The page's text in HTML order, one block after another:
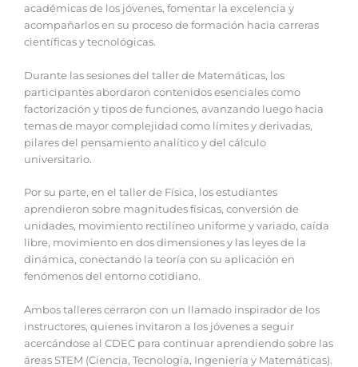
académicas de los jóvenes, fomentar la excelencia y
acompañarlos en su proceso de formación hacia carreras
científicas y tecnológicas.
Durante las sesiones del taller de Matemáticas, los
participantes abordaron contenidos esenciales como
factorización y tipos de funciones, avanzando luego hacia
temas de mayor complejidad como límites y derivadas,
pilares del pensamiento analítico y del cálculo
universitario.
Por su parte, en el taller de Física, los estudiantes
aprendieron sobre magnitudes físicas, conversión de
unidades, movimiento rectilíneo uniforme y variado, caída
libre, movimiento en dos dimensiones y las leyes de la
dinámica, conectando la teoría con su aplicación en
fenómenos del entorno cotidiano.
Ambos talleres cerraron con un llamado inspirador de los
instructores, quienes invitaron a los jóvenes a seguir
acercándose al CDEC para continuar aprendiendo sobre las
áreas STEM (Ciencia, Tecnología, Ingeniería y Matemáticas).